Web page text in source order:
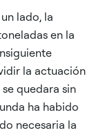
lado, la
en la
la actuación
quedara sin
ha habido
necesaria la